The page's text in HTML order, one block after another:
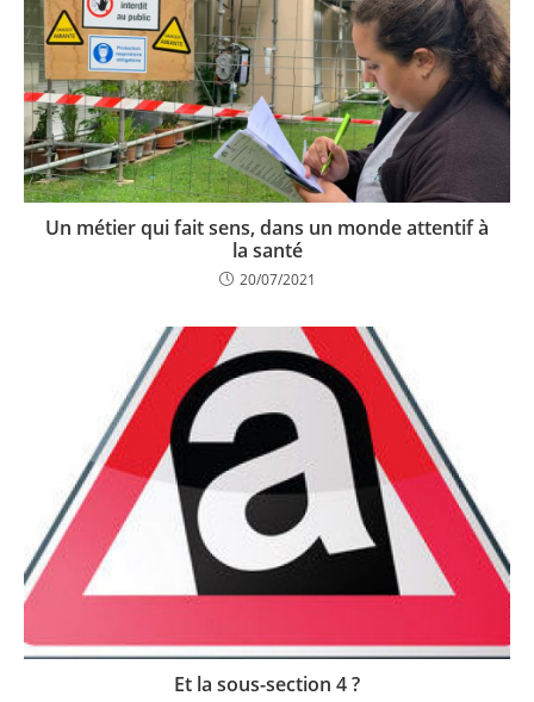
Un métier qui fait sens, dans un monde attentif à
la santé
20/07/2021
Et la sous-section 4 ?